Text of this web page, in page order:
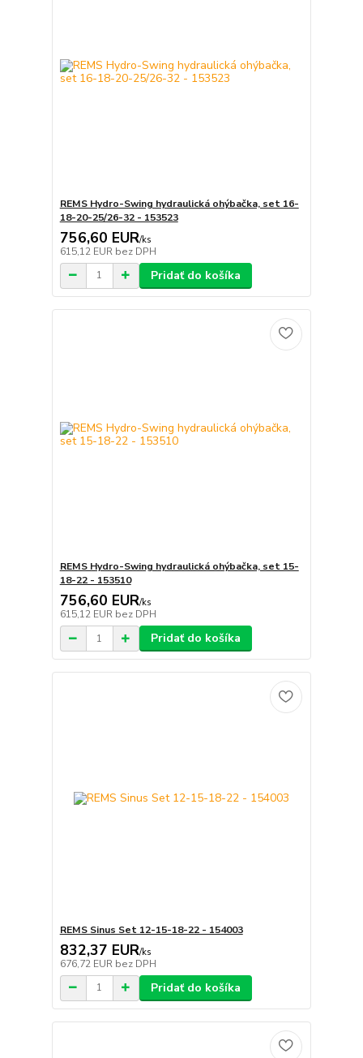
REMS Hydro-Swing hydraulická ohýbačka, set 16-
18-20-25/26-32 - 153523
756,60 EUR/ks
615,12 EUR bez DPH
Pridať do košíka
REMS Hydro-Swing hydraulická ohýbačka, set 15-
18-22 - 153510
756,60 EUR/ks
615,12 EUR bez DPH
Pridať do košíka
REMS Sinus Set 12-15-18-22 - 154003
832,37 EUR/ks
676,72 EUR bez DPH
Pridať do košíka